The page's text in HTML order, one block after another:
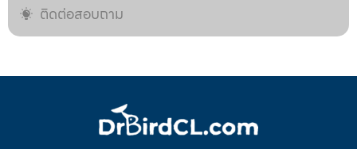
ติดต่อสอบถาม